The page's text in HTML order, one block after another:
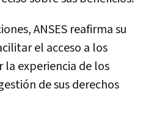
ANSES reafirma su
el acceso a los
la experiencia de los
de sus derechos